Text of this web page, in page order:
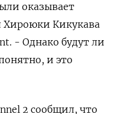
оказывает
Хироюки Кикукава
- ‌Однако будут ли
и это
2 сообщил, что